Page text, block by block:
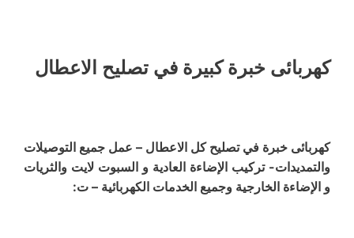
كهربائى خبرة كبيرة في تصليح الاعطال
كهربائى خبرة في تصليح كل الاعطال – عمل جميع التوصيلات
والتمديدات- تركيب الإضاءة العادية و السبوت لايت والثريات
و الإضاءة الخارجية وجميع الخدمات الكهربائية – ت: